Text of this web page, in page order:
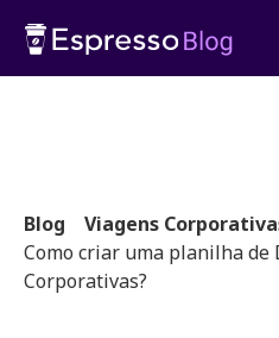
Blog
Viagens
Como criar uma planilha de
Corporativas?